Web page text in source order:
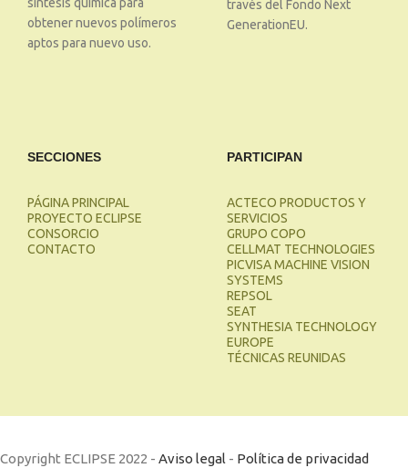
obtener nuevos polímeros
aptos para nuevo uso.
través del Fondo Next
GenerationEU.
SECCIONES
PÁGINA PRINCIPAL
PROYECTO ECLIPSE
CONSORCIO
CONTACTO
PARTICIPAN
ACTECO PRODUCTOS Y
SERVICIOS
GRUPO COPO
CELLMAT TECHNOLOGIES
PICVISA MACHINE VISION
SYSTEMS
REPSOL
SEAT
SYNTHESIA TECHNOLOGY
EUROPE
TÉCNICAS REUNIDAS
Copyright ECLIPSE 2022 - Aviso legal - Política de privacidad